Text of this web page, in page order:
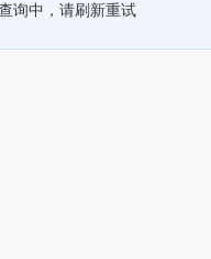
询中，请刷新重试